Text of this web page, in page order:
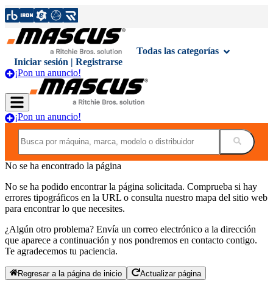
Todas las categorías
Iniciar sesión | Registrarse
¡Pon un anuncio!
¡Pon un anuncio!
No se ha encontrado la página
No se ha podido encontrar la página solicitada. Comprueba si hay
errores tipográficos en la URL o consulta nuestro mapa del sitio web
para encontrar lo que necesites.
¿Algún otro problema? Envía un correo electrónico a la dirección
que aparece a continuación y nos pondremos en contacto contigo.
Te agradecemos tu paciencia.
Regresar a la página de inicio Actualizar página